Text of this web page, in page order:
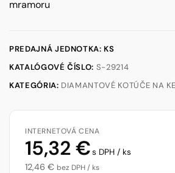
mramoru
PREDAJNÁ JEDNOTKA: KS
KATALÓGOVÉ ČÍSLO: S-29214
KATEGÓRIA: DIAMANTOVÉ KOTÚČE NA
INTERNETOVÁ CENA
15,32€s DPH / ks
12,46 € bez DPH / ks